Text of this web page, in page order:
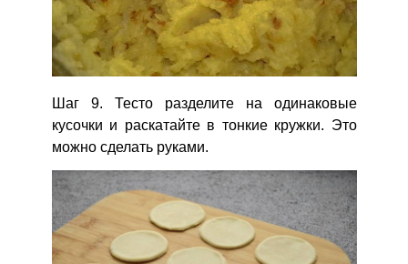
Шаг 9. Тесто разделите на одинаковые
кусочки и раскатайте в тонкие кружки. Это
можно сделать руками.